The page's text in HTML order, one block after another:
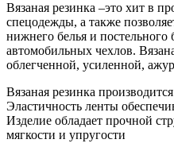
Вязаная резинка –это хит в
спецодежды, а также
нижнего белья и постельного
автомобильных чехлов.
облегченной, усиленной,
Вязаная резинка
Эластичность ленты
Изделие обладает прочной
мягкости и упругости